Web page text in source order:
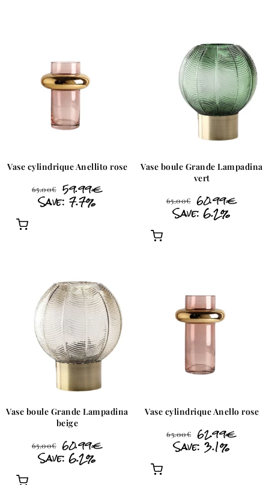
Vase cylindrique Anellito rose
65.00€ 59.99€
Save: 7.7%
Vase boule Grande Lampadina
vert
65.00€ 60.99€
Save: 6.2%
Vase boule Grande Lampadina
beige
65.00€ 60.99€
Save: 6.2%
Vase cylindrique Anello rose
65.00€ 62.99€
Save: 3.1%